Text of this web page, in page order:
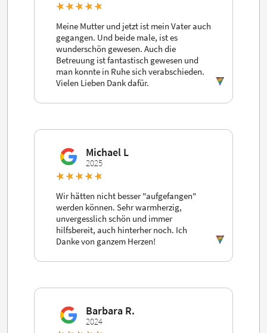
Meine Mutter und jetzt ist mein Vater auch
gegangen. Und beide male, ist es
wunderschön gewesen. Auch die
Betreuung ist fantastisch gewesen und
man konnte in Ruhe sich verabschieden.
Vielen Lieben Dank dafür.
Michael L
2025
Wir hätten nicht besser "aufgefangen"
werden können. Sehr warmherzig,
unvergesslich schön und immer
hilfsbereit, auch hinterher noch. Ich
Danke von ganzem Herzen!
Barbara R.
2024